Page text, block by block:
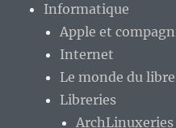
Informatique
Apple et
Internet
Le monde du
Libreries
ArchLinuxeries